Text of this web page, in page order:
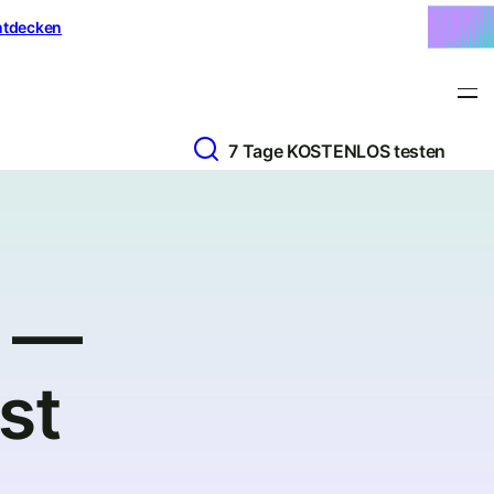
7 Tage KOSTENLOS testen
—